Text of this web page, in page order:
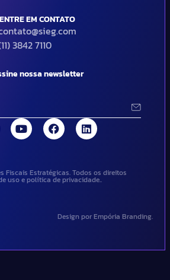
ENTRE EM CONTATO
3842 7110
nossa newsletter
Fiscais Estratégicas. Todos os direitos
uso e política de privacidade..
Design por Empória Branding.